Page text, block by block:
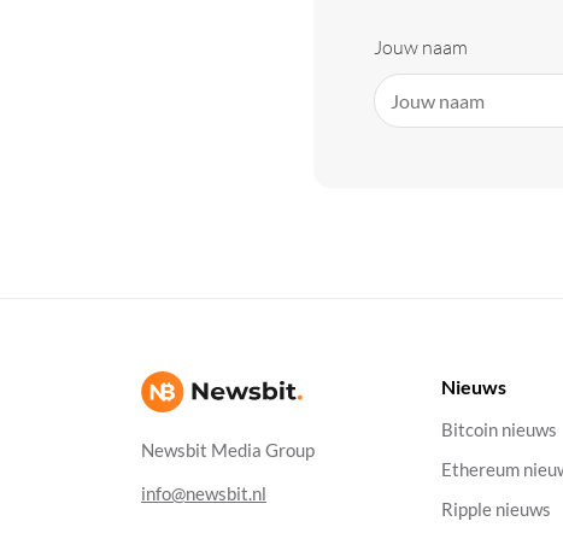
Jouw naam
Newsbit Media Group
info@newsbit.nl
Nieuws
Bitcoin nieuws
Ethereum
Ripple nieuws